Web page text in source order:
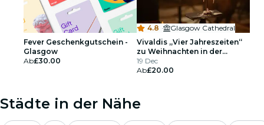
Fever Geschenkgutschein -
Glasgow
Ab£30.00
4.8 ·
Glasgow Cathedral
Vivaldis „Vier Jahreszeiten“
zu Weihnachten in der
Glasgow Cathedral
19 Dec
Ab£20.00
Städte in der Nähe